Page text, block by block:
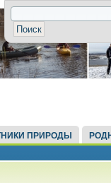
ПРИРОДЫ